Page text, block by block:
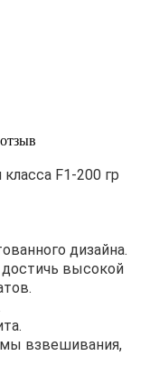
F1-200 гр
дизайна.
высокой
взвешивания,